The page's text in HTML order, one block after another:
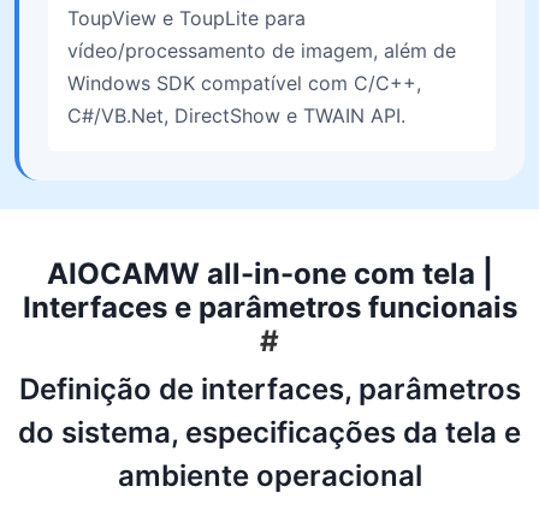
ToupView e ToupLite para
vídeo/processamento de imagem, além de
Windows SDK compatível com C/C++,
C#/VB.Net, DirectShow e TWAIN API.
AIOCAMW all-in-one com tela |
Interfaces e parâmetros funcionais
#
Definição de interfaces, parâmetros
do sistema, especificações da tela e
ambiente operacional